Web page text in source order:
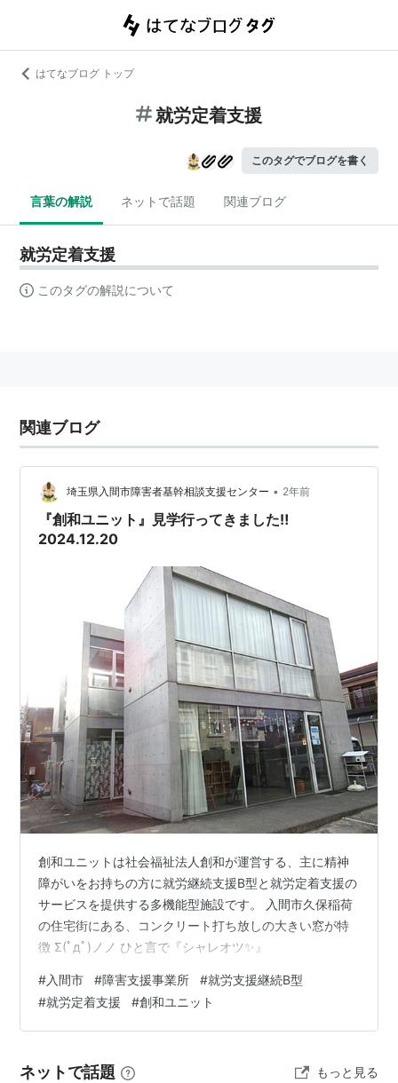
はてなブログ トップ
就労定着支援
このタグでブログを書く
言葉の解説 ネットで話題 関連ブログ
就労定着支援
このタグの解説について
関連ブログ
埼玉県入間市障害者基幹相談支援センター • 2年前
『創和ユニット』見学行ってきました‼
2024.12.20
創和ユニットは社会福祉法人創和が運営する、主に精神
障がいをお持ちの方に就労継続支援B型と就労定着支援の
サービスを提供する多機能型施設です。 入間市久保稲荷
の住宅街にある、コンクリート打ち放しの大きい窓が特
徴 Σ(ﾟдﾟ)ノノ ひと言で『シャレオツ✨』
#入間市 #障害支援事業所 #就労支援継続B型
#就労定着支援 #創和ユニット
ネットで話題 もっと見る